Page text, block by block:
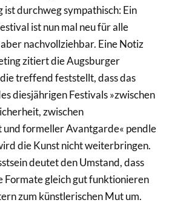
ist durchweg sympathisch: Ein
ist nun mal neu für alle
nachvollziehbar. Eine Notiz
zitiert die Augsburger
treffend feststellt, dass das
diesjährigen Festivals »zwischen
zwischen
und formeller Avantgarde« pendle
die Kunst nicht weiterbringen.
deutet den Umstand, dass
Formate gleich gut funktionieren
zum künstlerischen Mut um.